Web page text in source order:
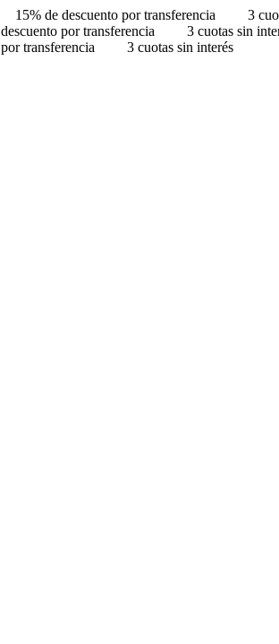
15% de descuento por transferencia 3
por transferencia 3 cuotas sin
transferencia 3 cuotas sin interés